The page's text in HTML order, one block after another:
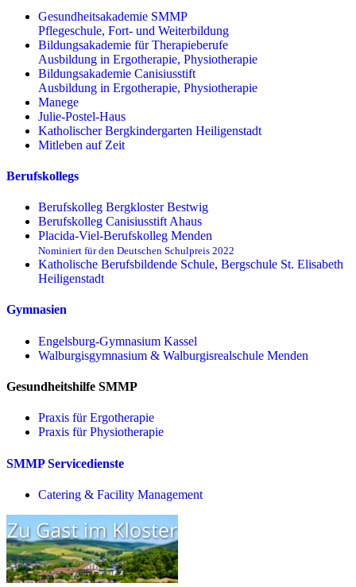
Gesundheitsakademie SMMP
Pflegeschule, Fort- und Weiterbildung
Bildungsakademie für Therapieberufe
Ausbildung in Ergotherapie, Physiotherapie
Bildungsakademie Canisiusstift
Ausbildung in Ergotherapie, Physiotherapie
Manege
Julie-Postel-Haus
Katholischer Bergkindergarten Heiligenstadt
Mitleben auf Zeit
Berufskollegs
Berufskolleg Bergkloster Bestwig
Berufskolleg Canisiusstift Ahaus
Placida-Viel-Berufskolleg Menden
Nominiert für den Deutschen Schulpreis 2022
Katholische Berufsbildende Schule, Bergschule St. Elisabeth
Heiligenstadt
Gymnasien
Engelsburg-Gymnasium Kassel
Walburgisgymnasium & Walburgisrealschule Menden
Gesundheitshilfe SMMP
Praxis für Ergo­therapie
Praxis für Physio­therapie
SMMP Servicedienste
Catering & Facility Management